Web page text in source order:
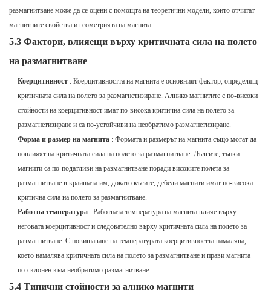
размагнитване може да се оцени с помощта на теоретични модели, които отчитат
магнитните свойства и геометрията на магнита.
5.3 Фактори, влияещи върху критичната сила на полето
на размагнитване
Коерцитивност : Коерцитивността на магнита е основният фактор, определящ
критичната сила на полето за размагнетизиране. Алнико магнитите с по-високи
стойности на коерцитивност имат по-висока критична сила на полето за
размагнетизиране и са по-устойчиви на необратимо размагнетизиране.
Форма и размер на магнита : Формата и размерът на магнита също могат да
повлияят на критичната сила на полето за размагнитване. Дългите, тънки
магнити са по-податливи на размагнитване поради високите полета за
размагнитване в краищата им, докато късите, дебели магнити имат по-висока
критична сила на полето за размагнитване.
Работна температура : Работната температура на магнита влияе върху
неговата коерцитивност и следователно върху критичната сила на полето за
размагнитване. С повишаване на температурата коерцитивността намалява,
което намалява критичната сила на полето за размагнитване и прави магнита
по-склонен към необратимо размагнитване.
5.4 Типични стойности за алнико магнити